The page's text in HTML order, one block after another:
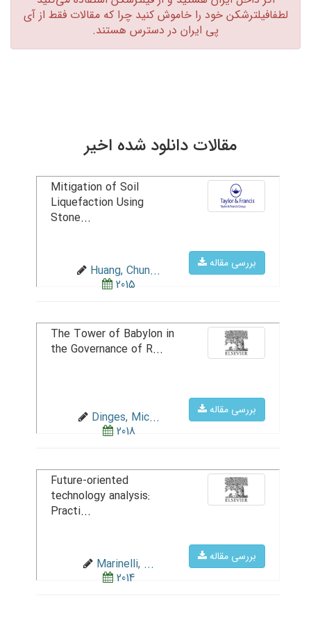
لطفافیلترشکن خود را خاموش کنید چرا که مقالات فقط از آی
پی ایران در دسترس هستند.‏
مقالات دانلود شده اخیر
بررسی مقاله
Mitigation of Soil
Liquefaction Using
Stone...
Huang, Chun...
2015
بررسی مقاله
The Tower of Babylon in
the Governance of R...
Dinges, Mic...
2018
بررسی مقاله
Future-oriented
technology analysis:
Practi...
Marinelli, ...
2014